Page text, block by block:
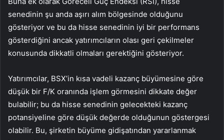
senedinin şu anda aşırı alım bölgesinde olduğunu
gösteriyor ve bu da hisse senedinin iyi bir performans
gösterdiğini ancak yatırımcıların olası geri çekilmeler
konusunda dikkatli olmaları gerektiğini gösteriyor.
Yatırımcılar, BSX’in kısa vadeli kazanç büyümesine göre
düşük bir F/K oranında işlem görmesini dikkate değer
bulabilir; bu da hisse senedinin gelecekteki kazanç
potansiyeline göre düşük değerde olduğunun göstergesi
olabilir. Bu, şirketin büyüme gidişatından yararlanmak